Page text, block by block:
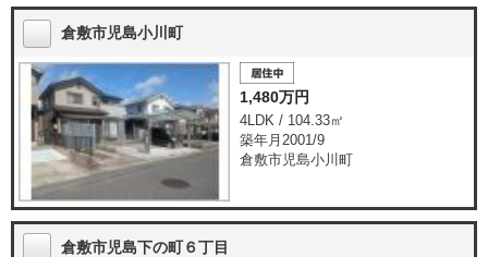
倉敷市児島小川町
1,480万円
4LDK / 104.33㎡
築年月2001/9
倉敷市児島小川町
倉敷市児島下の町６丁目